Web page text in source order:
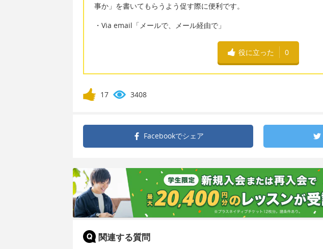
事か」を書いてもらうよう促す際に便利です。
・Via email「メールで、メール経由で」
役に立った 0
17 3408
Facebookでシェア
関連する質問